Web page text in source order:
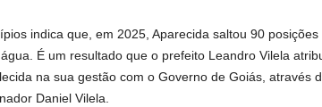
indica que, em 2025, Aparecida saltou 90
É um resultado que o prefeito Leandro Vilela
na sua gestão com o Governo de Goiás, através
Daniel Vilela.